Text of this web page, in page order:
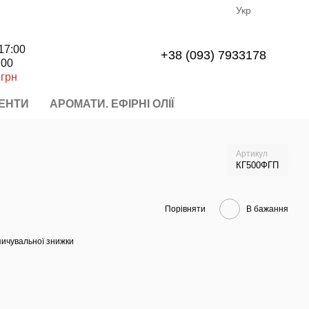
Укр
+38 (093) 7933178
АРОМАТИ. ЕФІРНІ ОЛІЇ
Артикул
КГ500ФГП
Порівняти В бажання
знижки